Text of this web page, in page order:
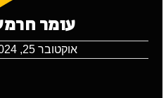
עומר
אוקטובר 25, 2024